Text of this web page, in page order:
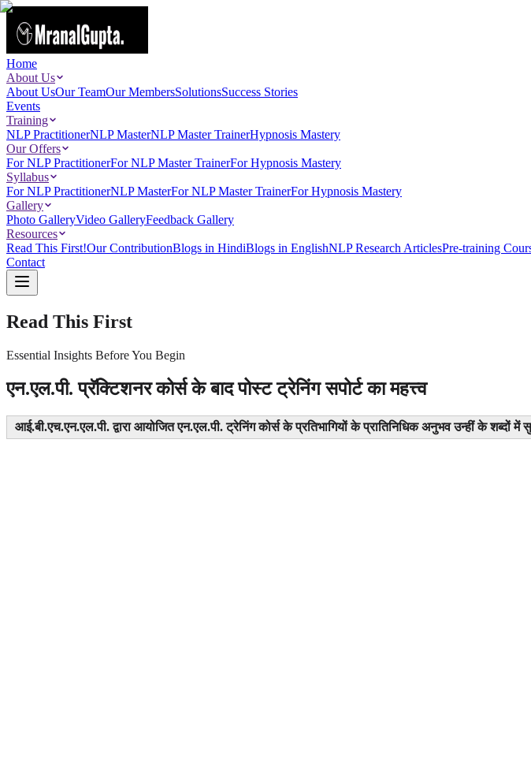
Home
About Us
About UsOur TeamOur MembersSolutionsSuccess Stories
Events
Training
NLP PractitionerNLP MasterNLP Master TrainerHypnosis Mastery
Our Offers
For NLP PractitionerFor NLP Master TrainerFor Hypnosis Mastery
Syllabus
For NLP PractitionerNLP MasterFor NLP Master TrainerFor Hypnosis Mastery
Gallery
Photo GalleryVideo GalleryFeedback Gallery
Resources
Read This First!Our ContributionBlogs in HindiBlogs in EnglishNLP Research ArticlesPre-training
Contact
Read This First
Essential Insights Before You Begin
एन.एल.पी. प्रॅक्टिशनर कोर्स के बाद पोस्ट ट्रेनिंग सपोर्ट का महत्त्व
आई.बी.एच.एन.एल.पी. द्वारा आयोजित एन.एल.पी. ट्रेनिंग कोर्स के प्रतिभागियों के प्रातिनिधिक अनुभव उन्हीं के शब्दों में